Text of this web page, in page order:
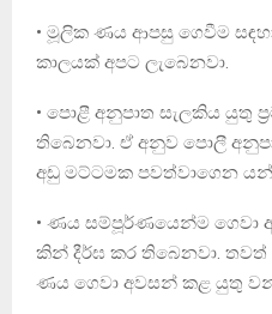
• මූලික ණය ආපසු ගෙවීම
කාලයක් අපට ලැබෙනවා.
• පොළී අනුපාත සැලකිය යුතු
තිබෙනවා. ඒ අනුව පොලී
අඩු මට්ටමක පවත්වාගෙන
• ණය සම්පූර්ණයෙන්ම ගෙවා
කින් දීර්ඝ කර තිබෙනවා.
ණය ගෙවා අවසන් කළ යුතු